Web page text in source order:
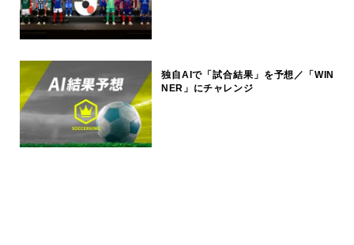
独自AIで「試合結果」を予想／「WIN
NER」にチャレンジ